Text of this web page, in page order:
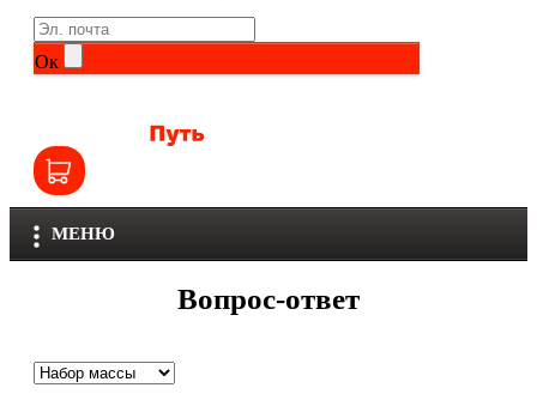
Ок
МЕНЮ
Общие комплексы
Витамины группы B
Витамины для детей
Железо
Кальций
Life Extension
NOW
Olimp
Optimum Nutrition
Scitec Nutrition
Вопрос-ответ